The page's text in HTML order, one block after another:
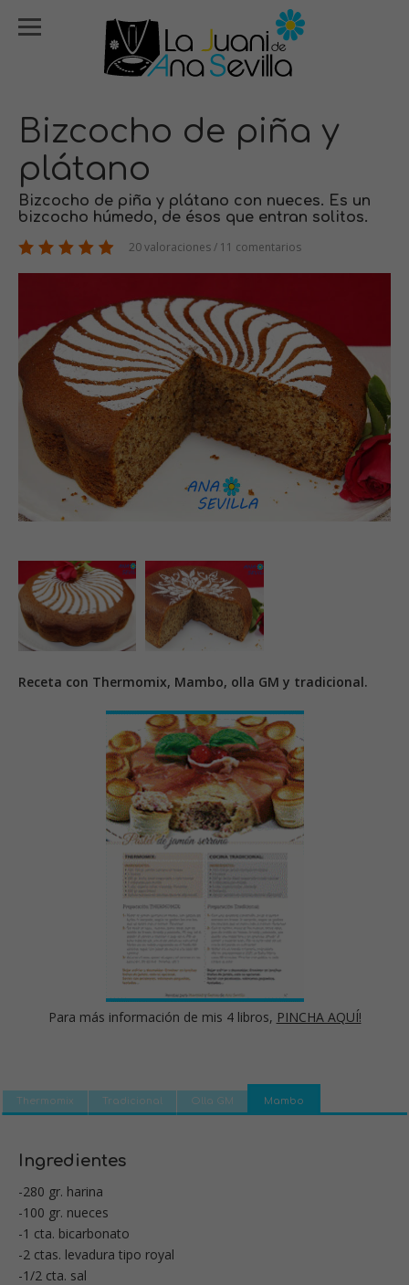
Bizcocho de piña y
plátano
Bizcocho de piña y plátano con nueces. Es un
bizcocho húmedo, de ésos que entran solitos.
20 valoraciones / 11 comentarios
Receta con Thermomix, Mambo, olla GM y tradicional.
Para más información de mis 4 libros, PINCHA AQUÍ!
Thermomix Tradicional Olla GM Mambo
Ingredientes
-280 gr. harina
-100 gr. nueces
-1 cta. bicarbonato
-2 ctas. levadura tipo royal
-1/2 cta. sal